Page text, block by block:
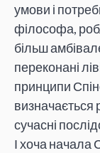
умови і
філософа,
більш
переконані
принципи
сучасні
І хоча начала